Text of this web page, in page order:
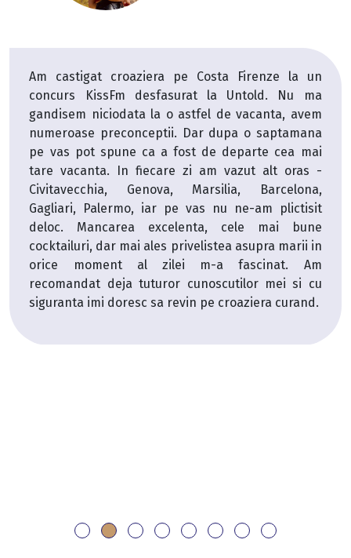
pe Costa Firenze la un
desfasurat la Untold. Nu ma
la o astfel de vacanta, avem
Dar dupa o saptamana
ca a fost de departe cea mai
In fiecare zi am vazut alt oras -
Genova, Marsilia, Barcelona,
iar pe vas nu ne-am plictisit
excelenta, cele mai bune
mai ales privelistea asupra marii in
al zilei m-a fascinat. Am
tuturor cunoscutilor mei si cu
sa revin pe croaziera curand.
De cativa
croaziera,
foarte
ofertele
saptamana
vasul de
locuri
camera a
trebuit.
aici vei
diferite,
faine care
propus ca
in fiecare an!